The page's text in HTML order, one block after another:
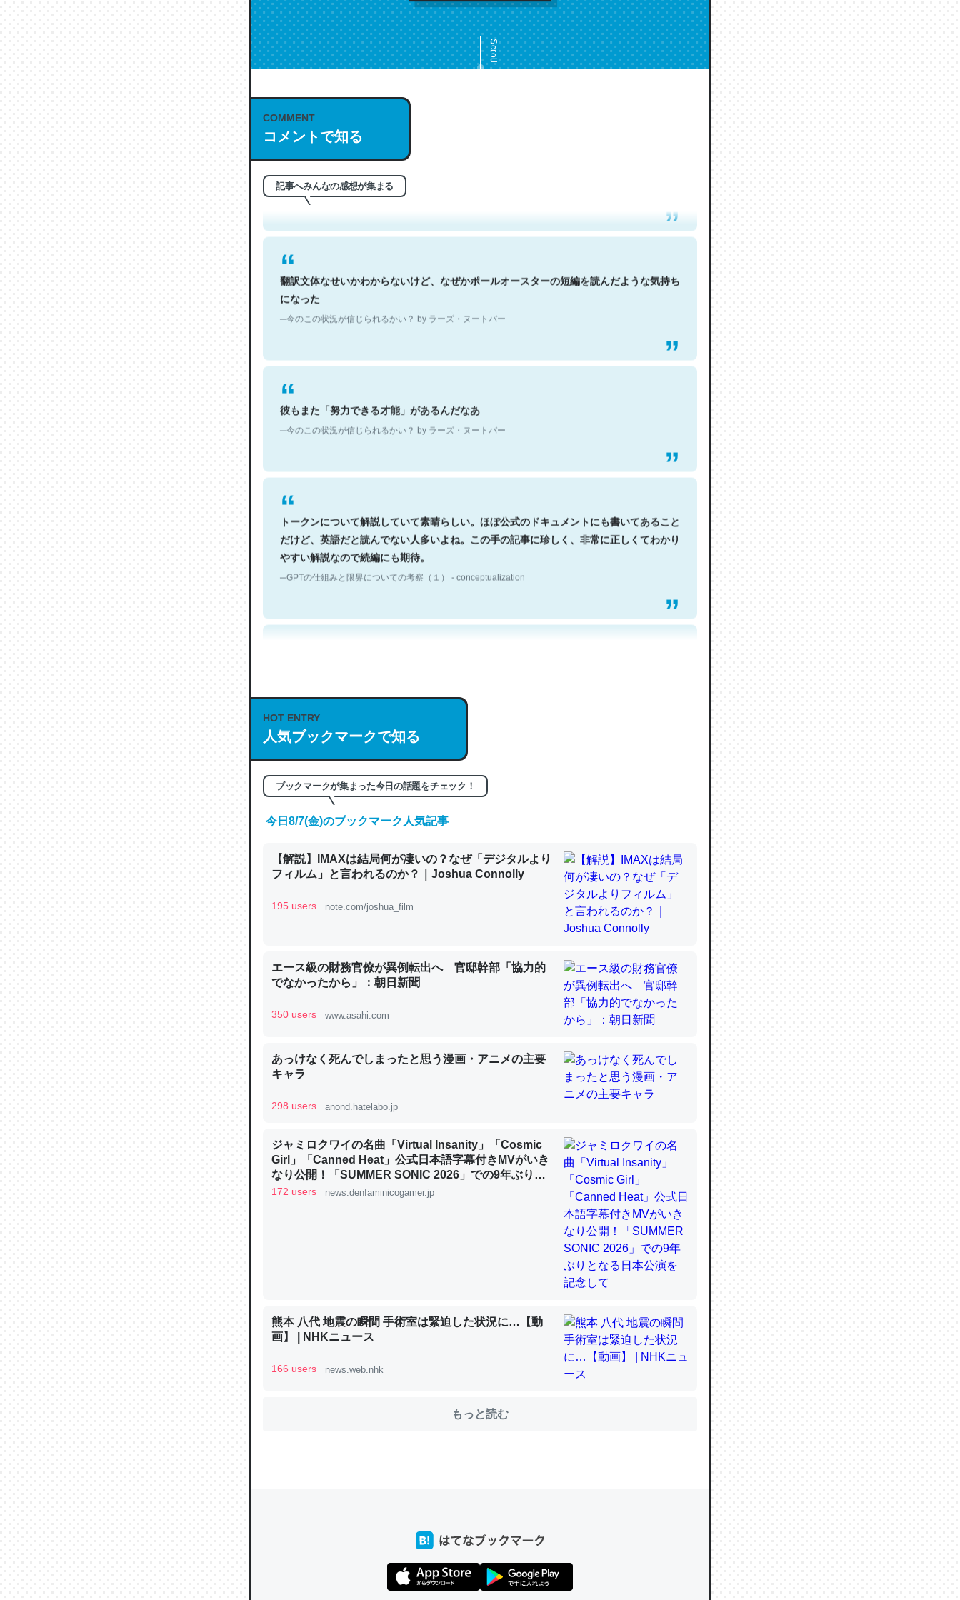
Scroll
COMMENT
コメントで知る
記事へみんなの感想が集まる
これは名文。彼はとてもクレバーなんだろうなと凄く思う。英語少しでも読める人は原文
もお勧め。自分はこの流れ好き。Let’s Fucking Go. Then Covid hit. Shit.
─今のこの状況が信じられるかい？ by ラーズ・ヌートバー
翻訳文体なせいかわからないけど、なぜかポールオースターの短編を読んだような気持ち
になった
─今のこの状況が信じられるかい？ by ラーズ・ヌートバー
彼もまた「努力できる才能」があるんだなあ
─今のこの状況が信じられるかい？ by ラーズ・ヌートバー
トークンについて解説していて素晴らしい。ほぼ公式のドキュメントにも書いてあること
だけど、英語だと読んでない人多いよね。この手の記事に珍しく、非常に正しくてわかり
やすい解説なので続編にも期待。
─GPTの仕組みと限界についての考察（１） - conceptualization
これは良記事。32768トークンだと英語小説100ページ分くらい。小説でいう「ずっと前
の伏線」は回収されないけど、短期記憶というには多い分量。進化すればするほど分かり
やすく強くなりそう
昆虫ってカルシウム少ないのか。知らんかった。調べたらコオロギのカルシウム分はエビ
─ニュース :: 【研究発表】昆虫学の大問題＝「昆虫はなぜ海にいないのか」に関する新仮説
論文では「淡水はカルシウムも酸素も不足してて両方に不利だから両方が拮抗してるので
は」とあって面白い。海にいる鋏角類（カブトガニ・ウミグモ）はカルシウムを使わずキ
─ニュース :: 【研究発表】昆虫学の大問題＝「昆虫はなぜ海にいないのか」に関する新仮説
これを元に考えるとカルシウムを大量に使う脊椎動物と貝類は苦労してるんだな…。腹足
─ニュース :: 【研究発表】昆虫学の大問題＝「昆虫はなぜ海にいないのか」に関する新仮説
ウチもEchoを実家に置いて４年。でたまに覗いてる。ぼちぼちRingも置こうかと画策
中。あと、Googleマップで位置情報を共有してる。電池残量や充電中かが分かるのでこ
れ見て生きてるなって分かる。
を実質100倍以上に伸ばす効果があるはず……
─たまにLINEするくらいだった遠方の父67歳と僕。ITツール導入でコミュニケーションが劇的に変化し
HOT ENTRY
人気ブックマークで知る
ブックマークが集まった今日の話題をチェック！
今日8/7(金)のブックマーク人気記事
【解説】IMAXは結局何が凄いの？なぜ「デジタルより
フィルム」と言われるのか？｜Joshua Connolly
195 users note.com/joshua_film
エース級の財務官僚が異例転出へ 官邸幹部「協力的
でなかったから」：朝日新聞
350 users www.asahi.com
あっけなく死んでしまったと思う漫画・アニメの主要
キャラ
298 users anond.hatelabo.jp
ジャミロクワイの名曲「Virtual Insanity」「Cosmic
Girl」「Canned Heat」公式日本語字幕付きMVがいき
なり公開！「SUMMER SONIC 2026」での9年ぶりと
なる日本公演を記念して
172 users news.denfaminicogamer.jp
熊本 八代 地震の瞬間 手術室は緊迫した状況に…【動
画】 | NHKニュース
166 users news.web.nhk
もっと読む